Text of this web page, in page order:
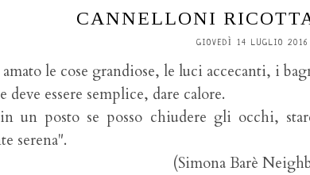
CANNELLONI
GIOVEDÌ 14 LUGLIO 2016
le cose grandiose, le luci accecanti, i
deve essere semplice, dare calore.
un posto se posso chiudere gli occhi,
serena".
(Simona Barè